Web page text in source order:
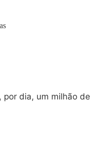
por dia, um milhão de